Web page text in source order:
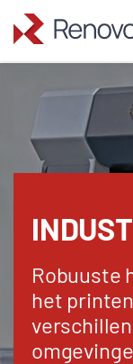
Robuuste
het